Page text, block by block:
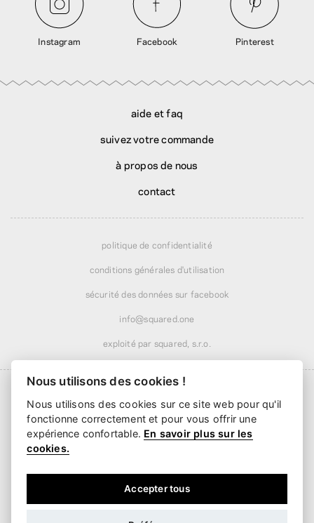
Instagram Facebook Pinterest
aide et faq
suivez votre commande
à propos de nous
contact
politique de confidentialité
conditions générales d'utilisation
sécurité des données sur facebook
info@squared.one
exploité par squared, s.r.o.
Livraison à partir de 6,24 €· offerte dès51,99 €
Livraison dès2 jours ouvrés
Nous utilisons des cookies !
Nous utilisons des cookies sur ce site web pour qu'il
fonctionne correctement et pour vous offrir une
expérience confortable. En savoir plus sur les
cookies.
Accepter tous